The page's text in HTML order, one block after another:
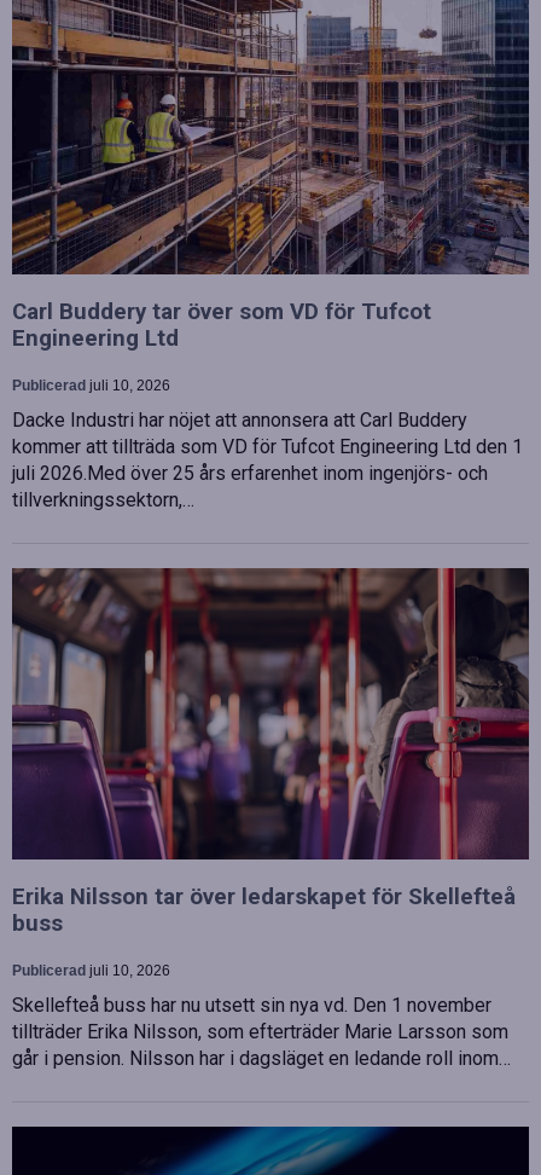
Carl Buddery tar över som VD för Tufcot
Engineering Ltd
Publicerad juli 10, 2026
Dacke Industri har nöjet att annonsera att Carl Buddery
kommer att tillträda som VD för Tufcot Engineering Ltd den 1
juli 2026.Med över 25 års erfarenhet inom ingenjörs- och
tillverkningssektorn,…
Erika Nilsson tar över ledarskapet för Skellefteå
buss
Publicerad juli 10, 2026
Skellefteå buss har nu utsett sin nya vd. Den 1 november
tillträder Erika Nilsson, som efterträder Marie Larsson som
går i pension. Nilsson har i dagsläget en ledande roll inom…